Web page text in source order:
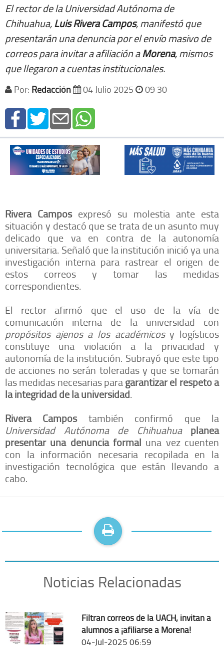
El rector de la Universidad Autónoma de
Chihuahua,Luis Rivera Campos, manifestó que
presentarán una denuncia por el envío masivo de
correos para invitar a afiliación aMorena, mismos
que llegaron a cuentas institucionales.
Por: Redacción 04 Julio 2025 09 30
Rivera Camposexpresó su molestia ante esta
situación y destacó que se trata de un asunto muy
delicado que va en contra de la autonomía
universitaria. Señaló que la institución inició ya una
investigación interna para rastrear el origen de
estos correos y tomar las medidas
correspondientes.
El rector afirmó que el uso de la vía de
comunicación interna de la universidad con
propósitos ajenos a los académicosy logísticos
constituye una violación a la privacidad y
autonomía de la institución. Subrayó que este tipo
de acciones no serán toleradas y que se tomarán
las medidas necesarias paragarantizar el respeto a
la integridad de la universidad.
Rivera Campostambién confirmó que la
Universidad Autónoma de Chihuahua
planea
presentar una denuncia formal una vez cuenten
con la información necesaria recopilada en la
investigación tecnológica que están llevando a
cabo.
Noticias Relacionadas
Filtran correos de la UACH, invitan a
alumnos a ¡afiliarse a Morena!
04-Jul-2025 06:59